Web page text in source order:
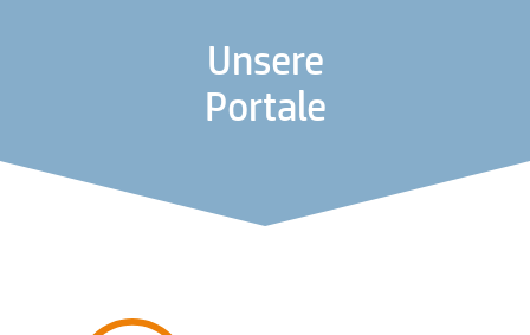
Unsere
Portale